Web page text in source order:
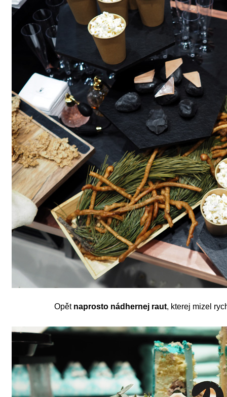
Opět naprosto nádhernej raut, kterej mizel